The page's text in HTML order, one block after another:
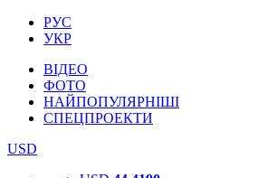
РУС
УКР
ВІДЕО
ФОТО
НАЙПОПУЛЯРНІШІ
СПЕЦПРОЕКТИ
USD